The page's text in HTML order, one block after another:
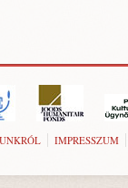
IMPRESSZUM